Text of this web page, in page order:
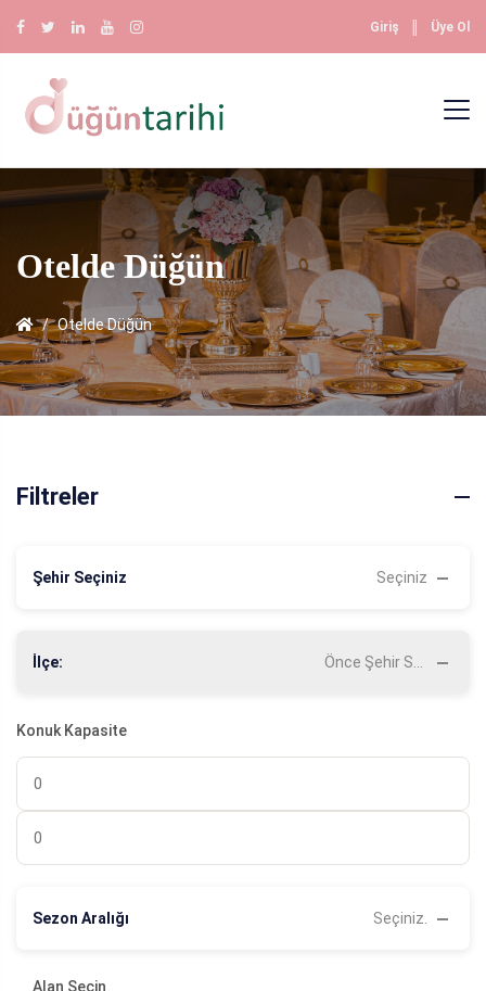
Giriş Üye Ol
Otelde Düğün
Otelde Düğün
Filtreler
Şehir Seçiniz Seçiniz
İlçe:
Konuk Kapasite
Sezon Aralığı Seçiniz.
Alan Seçin